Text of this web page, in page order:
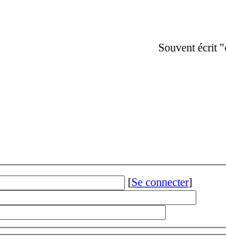
Souvent écrit
[Se connecter]